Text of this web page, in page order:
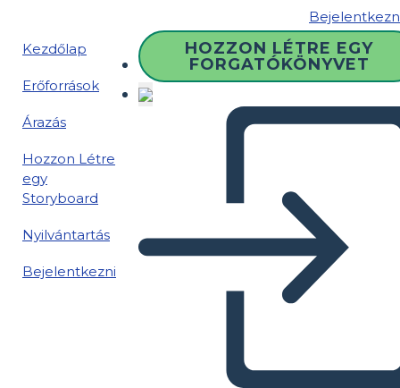
Kezdőlap
Erőforrások
Árazás
Hozzon Létre
egy
Storyboard
Nyilvántartás
Bejelentkezni
HOZZON LÉTRE EGY
FORGATÓKÖNYVET